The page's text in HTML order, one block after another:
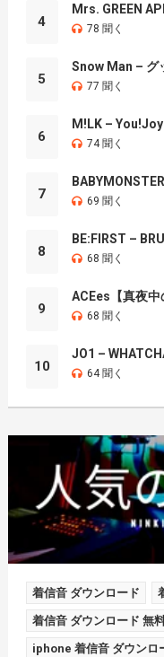
4
Mrs. GREEN
78 聞く
5
Snow Man – グ
77 聞く
6
M!LK –
74 聞く
7 69 聞く
8
BE:FIRST –
68 聞く
9
ACEes【真夜中
68 聞く
10
JO1 –
64 聞く
着信音 ダウンロード
着信音 ダウンロード 無
iphone 着信音 ダウンロ